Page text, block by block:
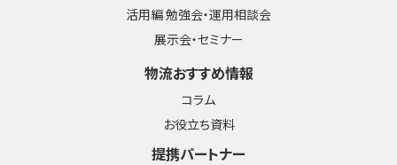
活用編 勉強会・運用相談会
展示会・セミナー
物流おすすめ情報
コラム
お役立ち資料
提携パートナー